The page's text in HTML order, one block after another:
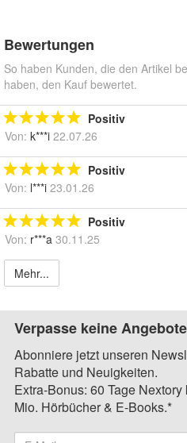
Bewertungen
So haben Kunden, die den Artikel
haben, den Kauf bewertet.
Positiv
Von: k***i 22.07.26
Positiv
Von: l***i 23.01.26
Positiv
Von: r***a 30.11.25
Mehr...
Verpasse keine
Abonniere jetzt unseren
Rabatte und Neuigkeiten.
Extra-Bonus: 60 Tage
Mio. Hörbücher & E-Books.*